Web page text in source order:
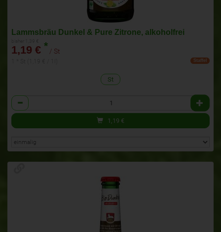
Lammsbräu Dunkel & Pure Zitrone, alkoholfrei
1,19 € * / St
Staffel
St
Anzahl
1,19 €